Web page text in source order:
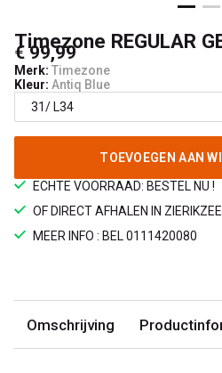
Timezone REGULAR
€ 99,99
Merk: Timezone
Kleur: Antiq Blue
TOEVOEGEN AAN
ECHTE VOORRAAD: BESTEL NU !
OF DIRECT AFHALEN IN ZIERIKZEE
MEER INFO : BEL 0111420080
Omschrijving